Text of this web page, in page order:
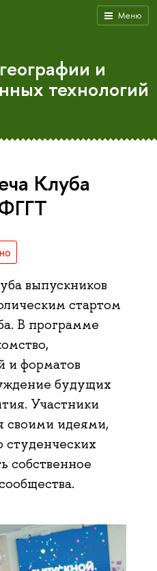
Меню
и
технологий
Клуба
выпускников
стартом
В программе
и форматов
будущих
Участники
своими идеями,
собственное